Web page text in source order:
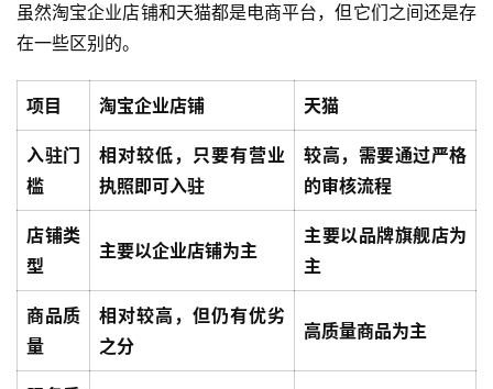
虽然淘宝企业店铺和天猫都是电商平台，但它们之间还是存
在一些区别的。
项目 淘宝企业店铺 天猫
入驻门
槛
相对较低，只要有营业
执照即可入驻
较高，需要通过严格
的审核流程
店铺类
型
主要以企业店铺为主
主要以品牌旗舰店为
主
商品质
量
相对较高，但仍有优劣
之分
高质量商品为主